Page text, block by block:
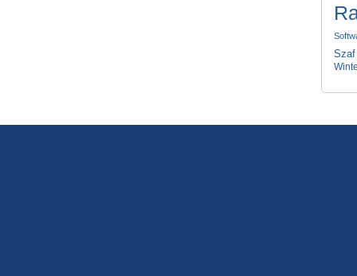
Szaf